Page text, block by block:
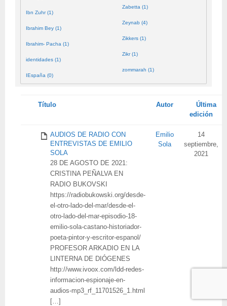
Ibn Zuhr (1)
Ibrahim Bey (1)
Ibrahim- Pacha (1)
identidades (1)
IEspaña (0)
Zabetta (1)
Zeynab (4)
Zikkers (1)
Zikr (1)
zommarah (1)
Tienes
Título Autor
Última
edición
AUDIOS DE RADIO CON
ENTREVISTAS DE EMILIO
SOLA
28 DE AGOSTO DE 2021:
CRISTINA PEÑALVA EN
RADIO BUKOVSKI
https://radiobukowski.org/desde-
el-otro-lado-del-mar/desde-el-
otro-lado-del-mar-episodio-18-
emilio-sola-castano-historiador-
poeta-pintor-y-escritor-espanol/
PROFESOR ARKADIO EN LA
LINTERNA DE DIÓGENES
http://www.ivoox.com/ldd-redes-
informacion-espionaje-en-
audios-mp3_rf_11701526_1.html
[…]
Emilio
Sola
14
septiembre,
2021